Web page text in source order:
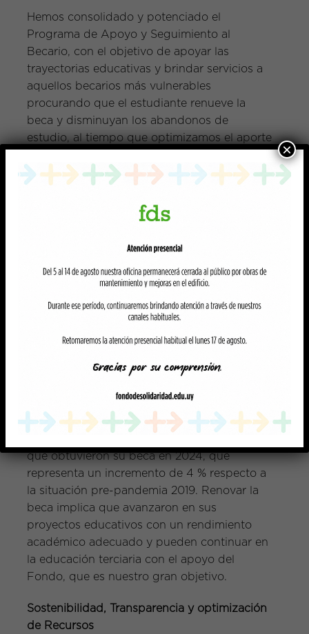
Hemos consolidado y potenciado el
Programa de Apoyo y Seguimiento al
Becario, con el objetivo de apoyar las
trayectorias educativas y brindar servicios a
aquellos becarios más vulnerables
procurando que el estudiante renueve la
beca y disminuyan los abandonos de
estudio, al tiempo que optimizamos el aporte
Solidaridad.
Estas acciones tienen que ver con
actividades directas con estudiantes, como
apoyos especiales como préstamo de
computadoras, materiales de estudio,
tarjetas de alimentación, apoyo psicológico,
En 2024 festejamos nuestros 30 años de
protagonistas de nuestra tarea, nuestros
En 2025 renovaron su beca y ya cuentan con
que obtuvieron su beca en 2024, que
representa un incremento de 4 % respecto a
la situación pre-pandemia 2019. Renovar la
beca implica que avanzaron en sus
proyectos educativos con un rendimiento
académico adecuado y pueden continuar en
la educación terciaria con el apoyo del
Fondo, que es nuestro gran objetivo.
Sostenibilidad, Transparencia y optimización
de Recursos
×